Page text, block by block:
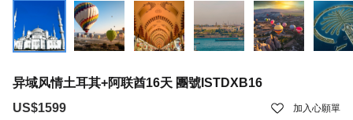
异域风情土耳其+阿联酋16天 團號ISTDXB16
US$1599
加入心願單